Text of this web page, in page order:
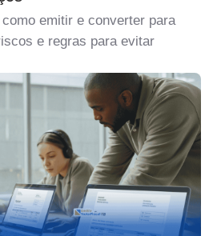
emitir e converter para
e regras para evitar